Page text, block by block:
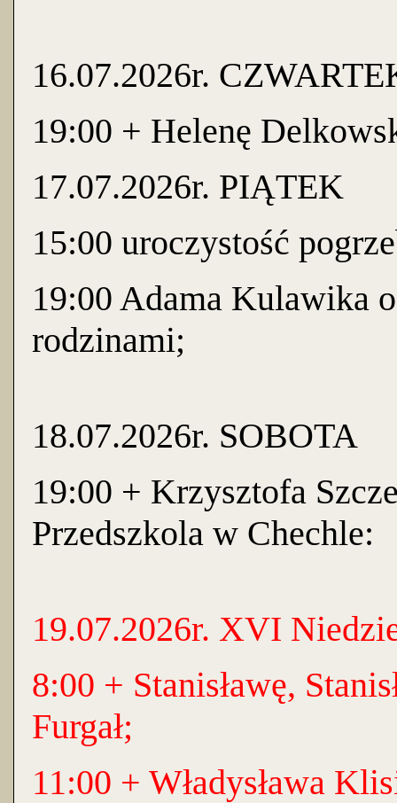
16.07.2026r.
19:00 + Helenę
17.07.2026r. PIĄTEK
15:00 uroczystość
19:00 Adama Kulawika
rodzinami;
18.07.2026r. SOBOTA
19:00 + Krzysztofa
Przedszkola w Chechle:
19.07.2026r. XVI
8:00 + Stanisławę,
Furgał;
11:00 + Władysława